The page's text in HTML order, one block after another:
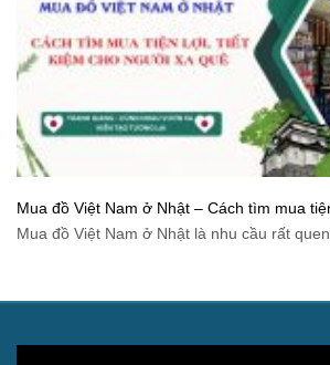
Mua đồ Việt Nam ở Nhật – Cách tìm mua
người xa quê
Mua đồ Việt Nam ở Nhật là nhu cầu rất